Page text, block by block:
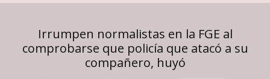
Irrumpen normalistas en la FGE al
comprobarse que policía que atacó a su
compañero, huyó